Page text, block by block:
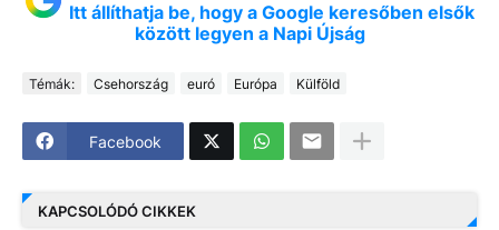
Itt állíthatja be, hogy a Google keresőben elsők
között legyen a Napi Újság
Témák: Csehország euró Európa Külföld
Facebook
KAPCSOLÓDÓ CIKKEK